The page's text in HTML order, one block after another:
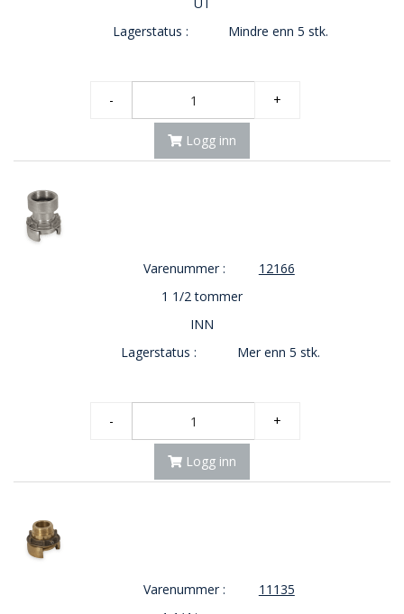
Lagerstatus :
Mindre enn 5 stk.
- +
Logg inn
Varenummer :
12166
1 1/2 tommer
INN
Lagerstatus :
Mer enn 5 stk.
- +
Logg inn
Varenummer :
11135